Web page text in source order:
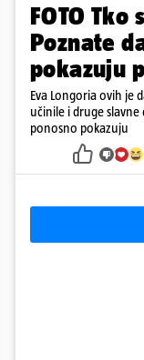
FOTO
Poznate
pokazuju
Eva Longoria ovih je
učinile i druge
ponosno pokazuju